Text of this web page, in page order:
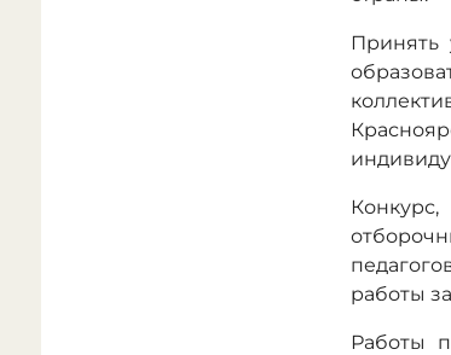
Принять
работы
Работы